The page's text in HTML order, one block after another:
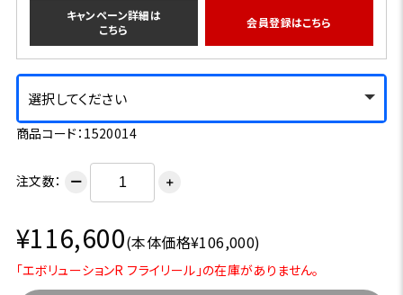
キャンペーン詳細は
こちら
会員登録はこちら
選択してください
商品コード：1520014
注文数： ー ＋
¥116,600(本体価格¥106,000)
「エボリューションR フライリール」の在庫がありません。